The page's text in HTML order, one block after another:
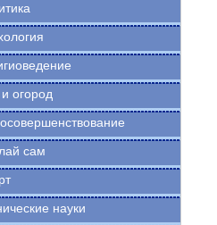
огород
сам
науки